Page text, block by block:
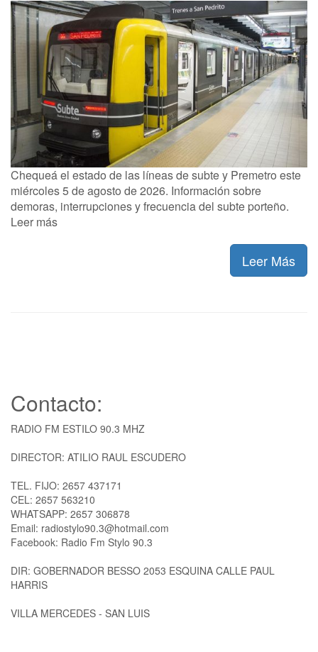
Chequeá el estado de las líneas de subte y Premetro este
miércoles 5 de agosto de 2026. Información sobre
demoras, interrupciones y frecuencia del subte porteño.
Leer más
Leer Más
Contacto:
RADIO FM ESTILO 90.3 MHZ
DIRECTOR: ATILIO RAUL ESCUDERO
TEL. FIJO: 2657 437171
CEL: 2657 563210
WHATSAPP: 2657 306878
Email: radiostylo90.3@hotmail.com
Facebook: Radio Fm Stylo 90.3
DIR: GOBERNADOR BESSO 2053 ESQUINA CALLE PAUL
HARRIS
VILLA MERCEDES - SAN LUIS